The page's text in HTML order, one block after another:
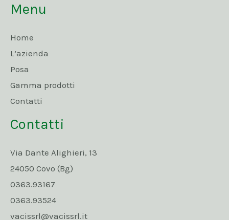
Menu
Home
L’azienda
Posa
Gamma prodotti
Contatti
Contatti
Via Dante Alighieri, 13
24050 Covo (Bg)
0363.93167
0363.93524
vacissrl@vacissrl.it